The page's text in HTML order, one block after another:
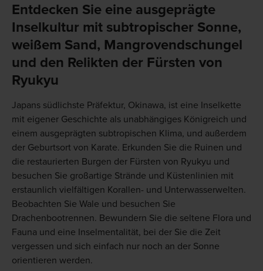
Entdecken Sie eine ausgeprägte
Inselkultur mit subtropischer Sonne,
weißem Sand, Mangrovendschungel
und den Relikten der Fürsten von
Ryukyu
Japans südlichste Präfektur, Okinawa, ist eine Inselkette
mit eigener Geschichte als unabhängiges Königreich und
einem ausgeprägten subtropischen Klima, und außerdem
der Geburtsort von Karate. Erkunden Sie die Ruinen und
die restaurierten Burgen der Fürsten von Ryukyu und
besuchen Sie großartige Strände und Küstenlinien mit
erstaunlich vielfältigen Korallen- und Unterwasserwelten.
Beobachten Sie Wale und besuchen Sie
Drachenbootrennen. Bewundern Sie die seltene Flora und
Fauna und eine Inselmentalität, bei der Sie die Zeit
vergessen und sich einfach nur noch an der Sonne
orientieren werden.